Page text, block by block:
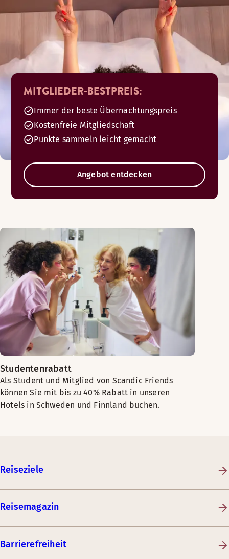
MITGLIEDER-BESTPREIS:
Immer der beste Übernachtungspreis
Kostenfreie Mitgliedschaft
Punkte sammeln leicht gemacht
Angebot entdecken
Studentenrabatt
Als Student und Mitglied von Scandic Friends
können Sie mit bis zu 40% Rabatt in unseren
Hotels in Schweden und Finnland buchen.
Reiseziele
Reisemagazin
Barrierefreiheit